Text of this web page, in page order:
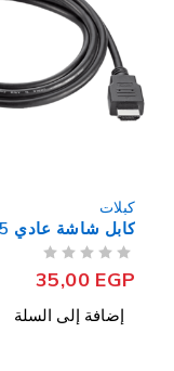
كبلات
111 4K HDMI